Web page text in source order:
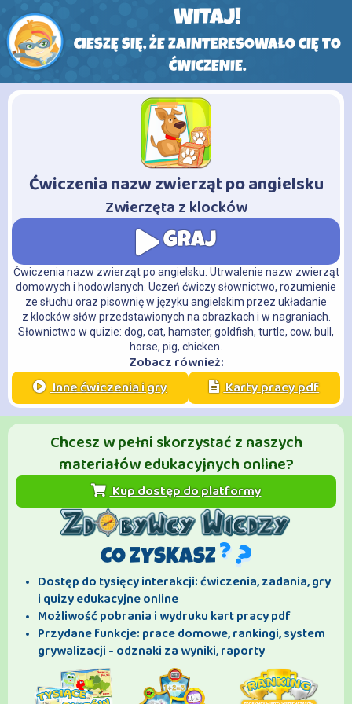
WITAJ!
CIESZĘ SIĘ, ŻE ZAINTERESOWAŁO CIĘ TO
ĆWICZENIE.
Ćwiczenia nazw zwierząt po angielsku
- Zwierzęta z klocków
GRAJ
Ćwiczenia nazw zwierząt po angielsku. Utrwalenie nazw zwierząt
domowych i hodowlanych. Uczeń ćwiczy słownictwo, rozumienie
ze słuchu oraz pisownię w języku angielskim przez układanie
z klocków słów przedstawionych na obrazkach i w nagraniach.
Słownictwo w quizie: dog, cat, hamster, goldfish, turtle, cow, bull,
horse, pig, chicken.
Zobacz również:
Inne ćwiczenia i gry Karty pracy pdf
Chcesz w pełni skorzystać z naszych
materiałów edukacyjnych online?
Kup dostęp do platformy
CO ZYSKASZ
Dostęp do tysięcy interakcji: ćwiczenia, zadania, gry
i quizy edukacyjne online
Możliwość pobrania i wydruku kart pracy pdf
Przydane funkcje: prace domowe, rankingi, system
grywalizacji - odznaki za wyniki, raporty